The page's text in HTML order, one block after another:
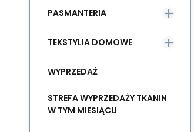
PASMANTERIA
TEKSTYLIA DOMOWE
WYPRZEDAŻ
STREFA WYPRZEDAŻY TKANIN
W TYM MIESIĄCU